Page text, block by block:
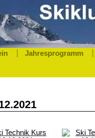
Jahresprogramm